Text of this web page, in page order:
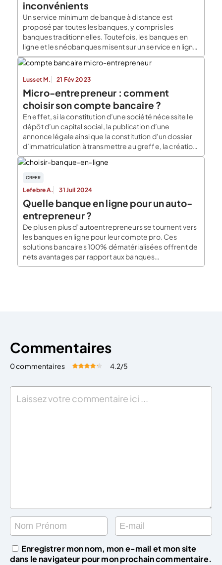
inconvénients
Un service minimum de banque à distance est
proposé par toutes les banques, y compris les
banques traditionnelles. Toutefois, les banques en
ligne et les néobanques misent sur un service en ligne
innovant et des applications smartphone
esthétiques. Banques à distance : fonctionnement et
tarifs Les services de banques à distance Vous
Lusset M. 21 Fév 2023
Micro-entrepreneur : comment
choisir son compte bancaire ?
En effet, si la constitution d’une société nécessite le
dépôt d’un capital social, la publication d’une
annonce légale ainsi que la constitution d’un dossier
d’immatriculation à transmettre au greffe, la création
d’une micro-entreprise nécessite simplement de
remplir un document en ligne gratuitement. Quelles
obligations bancaires pour un micro-entrepreneur ?
Les obligations bancaires des micro-entrepreneurs
sont également […]
CREER
Lefebre A. 31 Juil 2024
Quelle banque en ligne pour un auto-
entrepreneur ?
De plus en plus d’autoentrepreneurs se tournent vers
les banques en ligne pour leur compte pro. Ces
solutions bancaires 100% dématérialisées offrent de
nets avantages par rapport aux banques
traditionnelles. Le statut juridique d’auto-
Commentaires
0 commentaires Évaluez cet article:
4.2/5
Enregistrer mon nom, mon e-mail et mon site
dans le navigateur pour mon prochain commentaire.